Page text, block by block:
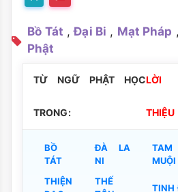
Bồ Tát ,Đại Bi , Mạt Pháp ,
Phật
TỪ NGỮ PHẬT HỌC
TRONG:
LỜI
THIỆU
BỒ
TÁT
ĐÀ LA
NI
TAM
MUỘI
THIỆN
THẾ
TỊNH